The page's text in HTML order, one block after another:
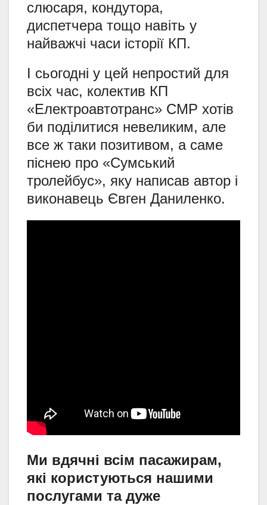
слюсаря, кондутора,
диспетчера тощо навіть у
найважчі часи історії КП.
І сьогодні у цей непростий для
всіх час, колектив КП
«Електроавтотранс» СМР хотів
би поділитися невеликим, але
все ж таки позитивом, а саме
піснею про «Сумський
тролейбус», яку написав автор і
виконавець Євген Даниленко.
Ми вдячні всім пасажирам,
які користуються нашими
послугами та дуже